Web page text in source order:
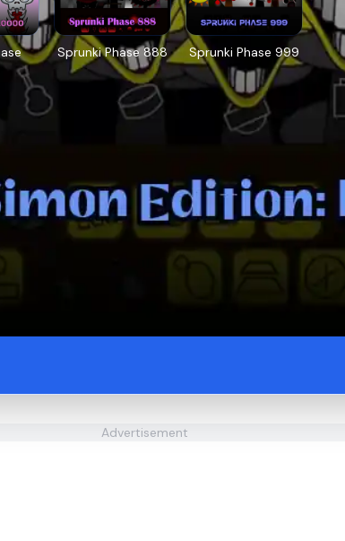
Sprunki Phase 888 Sprunki Phase 999
Advertisement